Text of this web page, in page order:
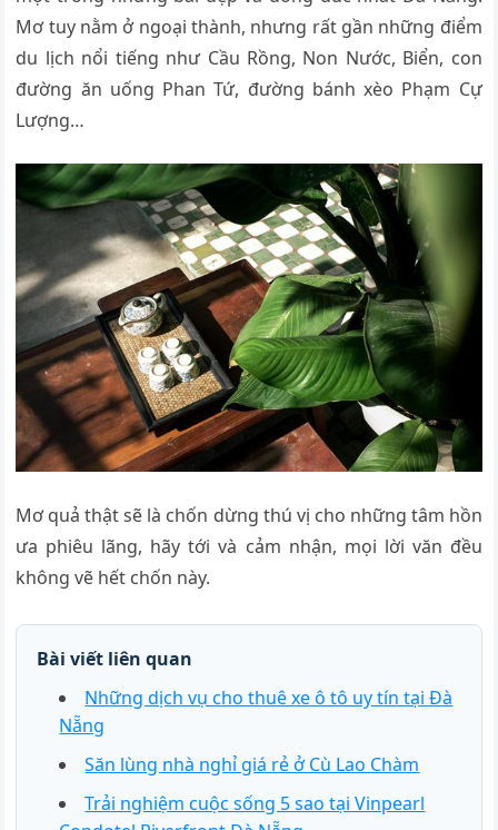
Mơ tuy nằm ở ngoại thành, nhưng rất gần những điểm
du lịch nổi tiếng như Cầu Rồng, Non Nước, Biển, con
đường ăn uống Phan Tứ, đường bánh xèo Phạm Cự
Lượng…
Mơ quả thật sẽ là chốn dừng thú vị cho những tâm hồn
ưa phiêu lãng, hãy tới và cảm nhận, mọi lời văn đều
không vẽ hết chốn này.
Bài viết liên quan
Những dịch vụ cho thuê xe ô tô uy tín tại Đà
Nẵng
Săn lùng nhà nghỉ giá rẻ ở Cù Lao Chàm
Trải nghiệm cuộc sống 5 sao tại Vinpearl